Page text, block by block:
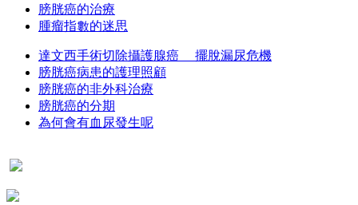
膀胱癌的治療
腫瘤指數的迷思
達文西手術切除攝護腺癌 擺脫漏尿危機
膀胱癌病患的護理照顧
膀胱癌的非外科治療
膀胱癌的分期
為何會有血尿發生呢